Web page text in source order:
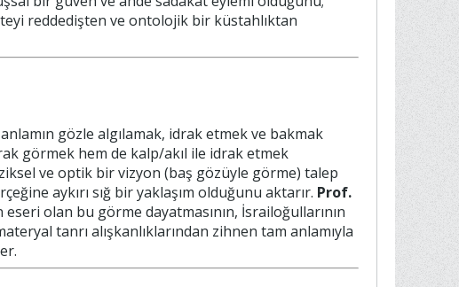
reddedişten ve ontolojik bir küstahlıktan
anlamın gözle algılamak, idrak etmek ve bakmak
görmek hem de kalp/akıl ile idrak etmek
ve optik bir vizyon (baş gözüyle görme) talep
aykırı sığ bir yaklaşım olduğunu aktarır. Prof.
olan bu görme dayatmasının, İsrailoğullarının
tanrı alışkanlıklarından zihnen tam anlamıyla